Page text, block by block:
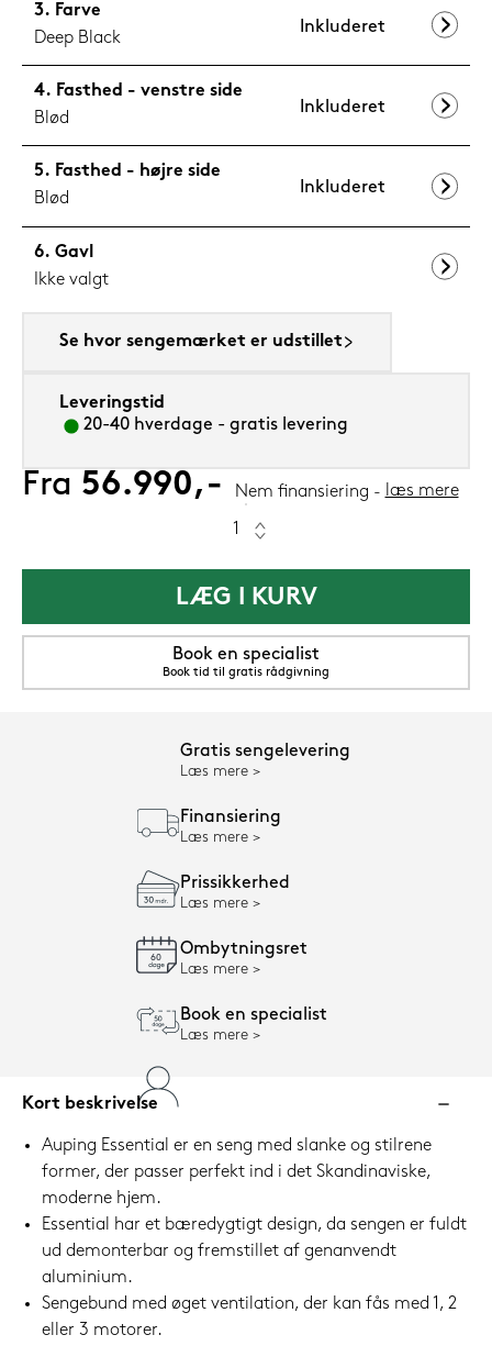
Farve
Deep Black
Inkluderet
Fasthed - venstre side
Blød
Inkluderet
Fasthed - højre side
Blød
Inkluderet
Gavl
Ikke valgt
Se hvor sengemærket er udstillet
Leveringstid
20-40 hverdage - gratis levering
Fra 56.990,- Nem finansiering læs mere
LÆG I KURV
Book en specialist
Book tid til gratis rådgivning
Gratis sengelevering
Læs mere
Finansiering
Læs mere
Prissikkerhed
Læs mere
Ombytningsret
Læs mere
Book en specialist
Læs mere
Kort beskrivelse
Auping Essential er en seng med slanke og stilrene
former, der passer perfekt ind i det Skandinaviske,
moderne hjem.
Essential har et bæredygtigt design, da sengen er fuldt
ud demonterbar og fremstillet af genanvendt
aluminium.
Sengebund med øget ventilation, der kan fås med 1, 2
eller 3 motorer.